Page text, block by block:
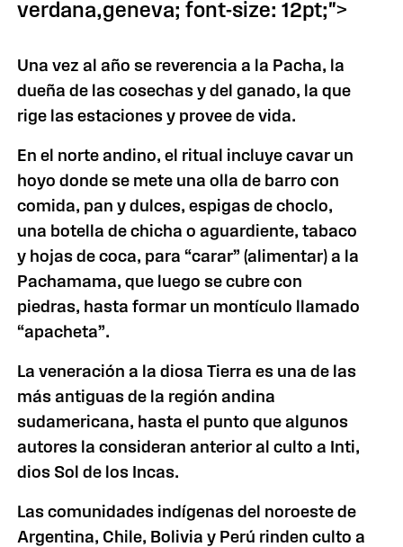
verdana,geneva; font-size: 12pt;">
Una vez al año se reverencia a la Pacha, la
dueña de las cosechas y del ganado, la que
rige las estaciones y provee de vida.
En el norte andino, el ritual incluye cavar un
hoyo donde se mete una olla de barro con
comida, pan y dulces, espigas de choclo,
una botella de chicha o aguardiente, tabaco
y hojas de coca, para “carar” (alimentar) a la
Pachamama, que luego se cubre con
piedras, hasta formar un montículo llamado
“apacheta”.
La veneración a la diosa Tierra es una de las
más antiguas de la región andina
sudamericana, hasta el punto que algunos
autores la consideran anterior al culto a Inti,
dios Sol de los Incas.
Las comunidades indígenas del noroeste de
Argentina, Chile, Bolivia y Perú rinden culto a